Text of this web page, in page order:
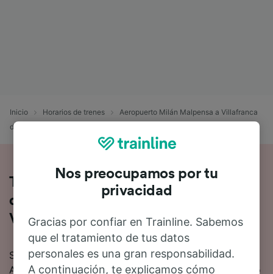
Inicio Horarios de trenes
Aeropuerto Milán Malpensa a Villafranca
di Verona
Toda la información sobre los trenes
de Aeropuerto Milán Malpensa a
Villafranca di Verona
Si quieres saber más sobre el viaje en tren de
Aeropuerto Milán Malpensa a Villafranca di Verona, no
Nos preocupamos por tu
privacidad
Gracias por confiar en Trainline. Sabemos
que el tratamiento de tus datos
personales es una gran responsabilidad.
A continuación, te explicamos cómo